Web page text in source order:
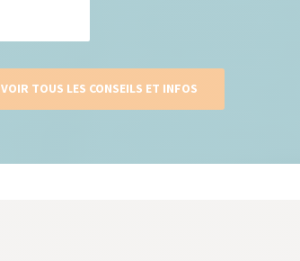
VOIR TOUS LES CONSEILS ET INFOS